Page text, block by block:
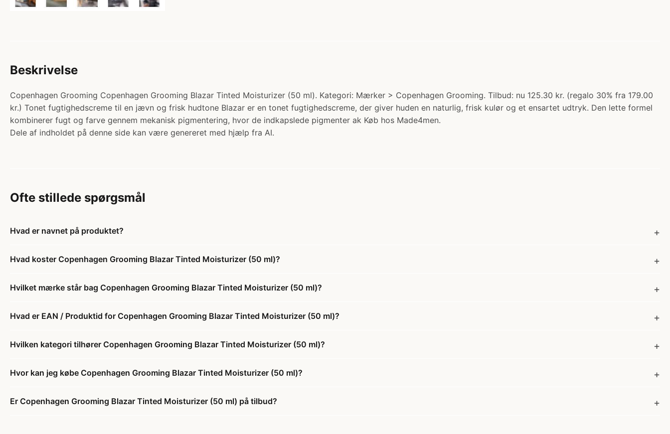
Beskrivelse
Copenhagen Grooming Copenhagen Grooming Blazar Tinted Moisturizer (50 ml). Kategori: Mærker > Copenhagen Grooming. Tilbud: nu 125.30 kr. (regalo 30% fra 179.00
kr.) Tonet fugtighedscreme til en jævn og frisk hudtone Blazar er en tonet fugtighedscreme, der giver huden en naturlig, frisk kulør og et ensartet udtryk. Den lette formel
kombinerer fugt og farve gennem mekanisk pigmentering, hvor de indkapslede pigmenter ak Køb hos Made4men.
Dele af indholdet på denne side kan være genereret med hjælp fra AI.
Ofte stillede spørgsmål
Hvad er navnet på produktet?
Hvad koster Copenhagen Grooming Blazar Tinted Moisturizer (50 ml)?
Hvilket mærke står bag Copenhagen Grooming Blazar Tinted Moisturizer (50 ml)?
Hvad er EAN / Produktid for Copenhagen Grooming Blazar Tinted Moisturizer (50 ml)?
Hvilken kategori tilhører Copenhagen Grooming Blazar Tinted Moisturizer (50 ml)?
Hvor kan jeg købe Copenhagen Grooming Blazar Tinted Moisturizer (50 ml)?
Er Copenhagen Grooming Blazar Tinted Moisturizer (50 ml) på tilbud?